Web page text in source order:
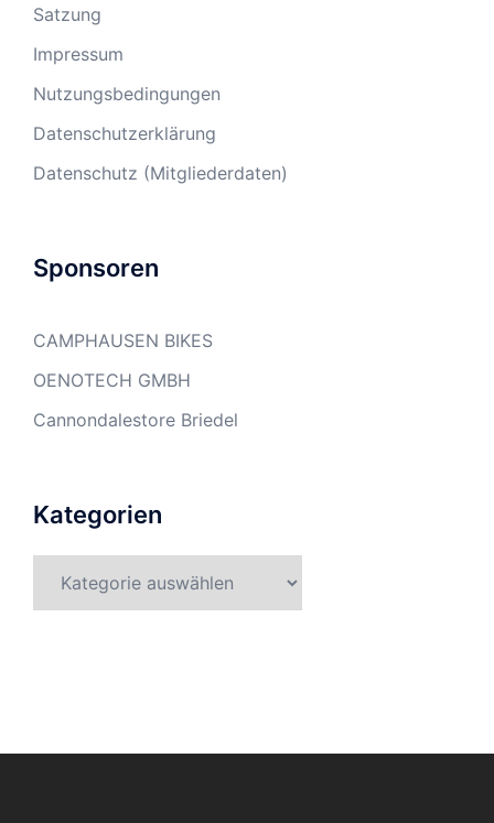
Satzung
Impressum
Nutzungsbedingungen
Datenschutzerklärung
Datenschutz (Mitgliederdaten)
Sponsoren
CAMPHAUSEN BIKES
OENOTECH GMBH
Cannondalestore Briedel
Kategorien